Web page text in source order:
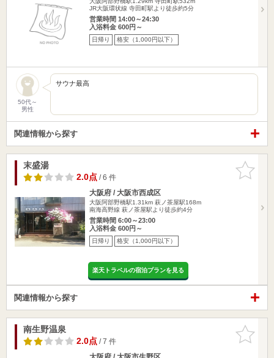
JR大阪環状線 寺田町駅より徒歩約5分
営業時間 14:00～24:30
入浴料金 600円～
日帰り 格安（1,000円以下）
50代～
男性
サウナ最高
関連情報から探す
お気に入
りに追加
末盛湯
2.0点/ 6 件
大阪府 / 大阪市西成区
大阪阿部野橋駅1.31km 萩ノ茶屋駅168m
南海高野線 萩ノ茶屋駅より徒歩約4分
営業時間 6:00～23:00
入浴料金 600円～
日帰り 格安（1,000円以下）
楽天トラベルの宿泊プランを見る
関連情報から探す
お気に入
りに追加
南生野温泉
2.0点/ 7 件